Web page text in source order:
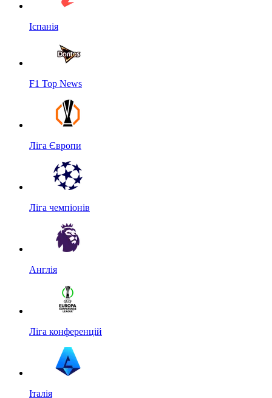
Іспанія
F1 Top News
Ліга Європи
Ліга чемпіонів
Англія
Ліга конференцій
Італія